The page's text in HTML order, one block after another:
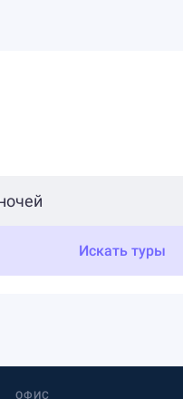
Искать туры
ОФИС